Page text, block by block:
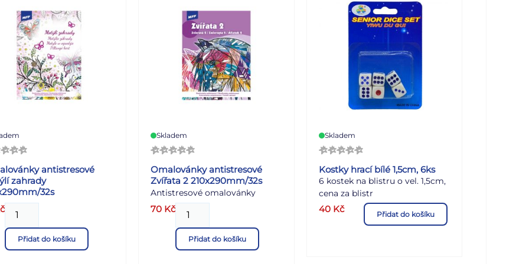
antistresové
zahrady
32s
omalovánky
zahrady bez předlohy od
MFP paper Vám
se uvolnit od
Přidat do košíku
Skladem
Omalovánky antistresové
Zvířata 2 210x290mm/32s
Antistresové omalovánky
"Zvířata 2" představují
pokračování oblíbené série
antistresových omalovánek
inspirovaných světem zvířat.
70 Kč
Přidat do košíku
Skladem
Kostky hrací bílé 1,5cm, 6ks
6 kostek na blistru o vel. 1,5cm,
cena za blistr
40 Kč Přidat do košíku